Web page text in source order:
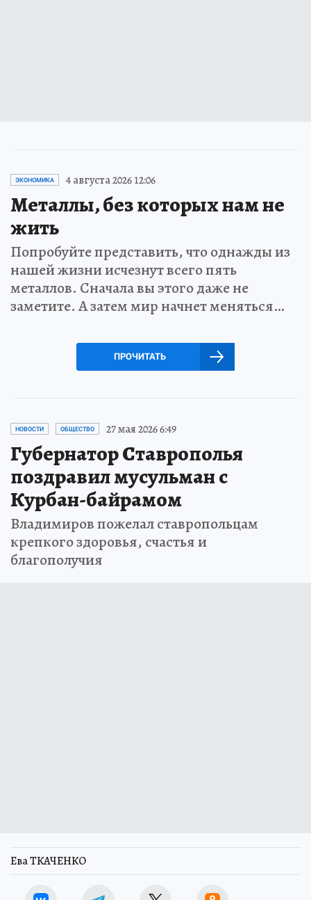
ЭКОНОМИКА 4 августа 2026 12:06
Металлы, без которых нам не
жить
Попробуйте представить, что однажды из
нашей жизни исчезнут всего пять
металлов. Сначала вы этого даже не
заметите. А затем мир начнет меняться…
ПРОЧИТАТЬ
НОВОСТИ ОБЩЕСТВО 27 мая 2026 6:49
Губернатор Ставрополья
поздравил мусульман с
Курбан-байрамом
Владимиров пожелал ставропольцам
крепкого здоровья, счастья и
благополучия
Ева ТКАЧЕНКО